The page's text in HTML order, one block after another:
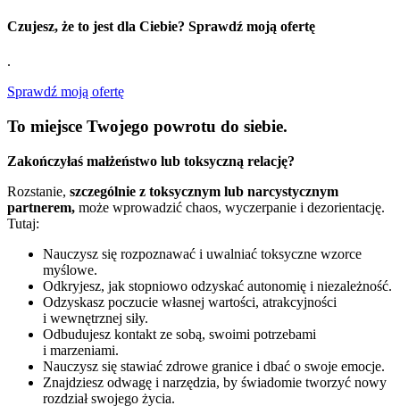
Czujesz, że to jest dla Ciebie? Sprawdź moją ofertę
.
Sprawdź moją ofertę
To miejsce Twojego powrotu do siebie.
Zakończyłaś małżeństwo lub toksyczną relację?
Rozstanie, szczególnie z toksycznym lub narcystycznym
partnerem, może wprowadzić chaos, wyczerpanie i dezorientację.
Tutaj:
Nauczysz się rozpoznawać i uwalniać toksyczne wzorce
myślowe.
Odkryjesz, jak stopniowo odzyskać autonomię i niezależność.
Odzyskasz poczucie własnej wartości, atrakcyjności
i wewnętrznej siły.
Odbudujesz kontakt ze sobą, swoimi potrzebami
i marzeniami.
Nauczysz się stawiać zdrowe granice i dbać o swoje emocje.
Znajdziesz odwagę i narzędzia, by świadomie tworzyć nowy
rozdział swojego życia.